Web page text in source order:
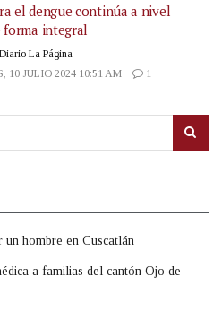
el dengue continúa a nivel
forma integral
La Página
10 JULIO 2024 10:51 AM
1
hombre en Cuscatlán
a familias del cantón Ojo de